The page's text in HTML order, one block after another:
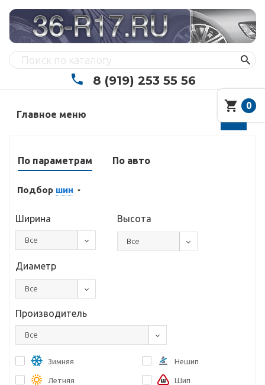
8 (919) 253 55 56
Главное меню
По параметрам По авто
Подбор шин
Ширина
Все
Высота
Все
Диаметр
Все
Производитель
Все
Зимняя
Летняя
Нешип
Шип
0